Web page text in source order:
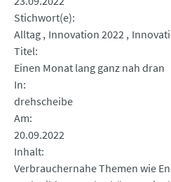
Stichwort(e)
Alltag Innovation 2022
Titel
Einen Monat lang ganz nah dran
In
drehscheibe
Am
20.09.2022
Inhalt
Verbrauchernahe Themen wie